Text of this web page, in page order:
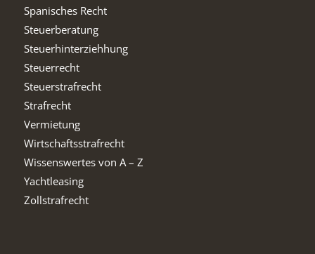
Spanisches Recht
Steuerberatung
Steuerhinterziehhung
Steuerrecht
Steuerstrafrecht
Strafrecht
Vermietung
Wirtschaftsstrafrecht
Wissenswertes von A – Z
Yachtleasing
Zollstrafrecht